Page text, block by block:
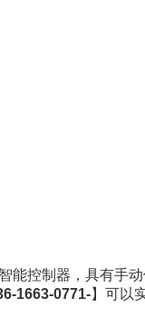
能控制器，具有手
1663-0771-】可以